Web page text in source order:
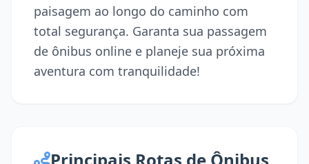
paisagem ao longo do caminho com
total segurança. Garanta sua passagem
de ônibus online e planeje sua próxima
aventura com tranquilidade!